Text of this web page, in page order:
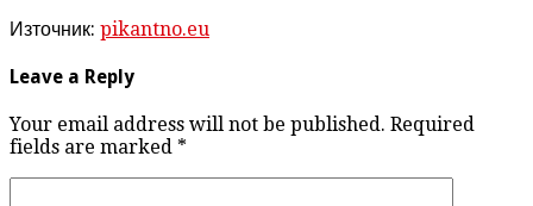
Източник: pikantno.eu
Leave a Reply
Your email address will not be published. Required
fields are marked *